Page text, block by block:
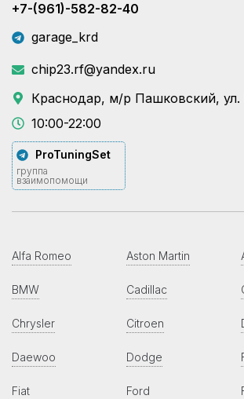
+7-(961)-582-82-40
garage_krd
chip23.rf@yandex.ru
Краснодар, м/р Пашковский, ул.
10:00-22:00
ProTuningSet
группа
взаимопомощи
Alfa Romeo Aston Martin
BMW Cadillac
Chrysler Citroen
Daewoo Dodge
Fiat Ford